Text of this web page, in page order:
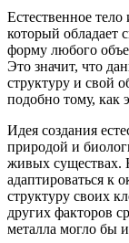
Естественное тело
который обладает
форму любого
Это значит, что
структуру и свой
подобно тому, как
Идея создания
природой и
живых существах.
адаптироваться к
структуру своих
других факторов
металла могло бы